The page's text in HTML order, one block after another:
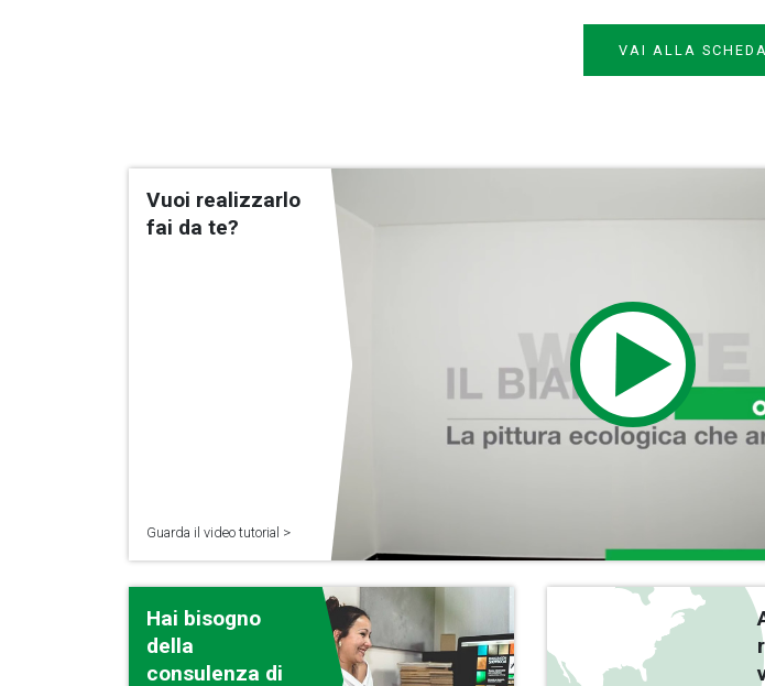
VAI ALLA
Vuoi realizzarlo
fai da te?
Guarda il video tutorial >
Hai bisogno
della
consulenza di